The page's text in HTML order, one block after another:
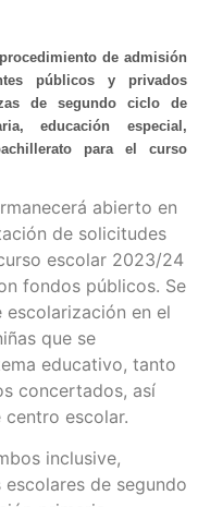
de admisión
públicos y privados
de segundo ciclo de
educación especial,
para el curso
abierto en
de solicitudes
escolar 2023/24
fondos públicos. Se
en el
que se
educativo, tanto
concertados, así
escolar.
inclusive,
de segundo